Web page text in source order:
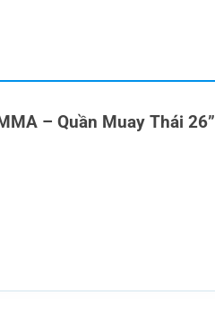
– Quần Muay Thái 26”